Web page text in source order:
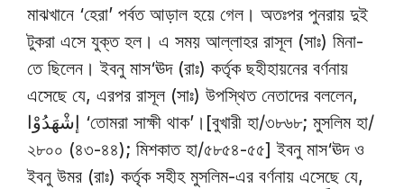
মাঝখানে ‘হেরা’ পর্বত আড়াল হয়ে গেল। অতঃপর পুনরায় দুই
টুকরা এসে যুক্ত হল। এ সময় আল্লাহর রাসূল (সাঃ) মিনা-
তে ছিলেন। ইবনু মাস‘ঊদ (রাঃ) কর্তৃক ছহীহায়নের বর্ণনায়
এসেছে যে, এরপর রাসূল (সাঃ) উপস্থিত নেতাদের বললেন,
إشْهَدُوْا ‘তোমরা সাক্ষী থাক’।[বুখারী হা/৩৮৬৮; মুসলিম হা/
২৮০০ (৪৩-৪৪); মিশকাত হা/৫৮৫৪-৫৫] ইবনু মাস‘ঊদ ও
ইবনু উমর (রাঃ) কর্তৃক সহীহ মুসলিম-এর বর্ণনায় এসেছে যে,